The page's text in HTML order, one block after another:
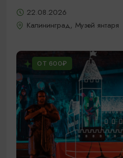
22.08.2026
Калининград, Музей янтаря
ОТ 600₽